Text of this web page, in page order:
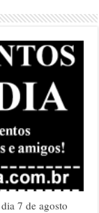
7 de agosto